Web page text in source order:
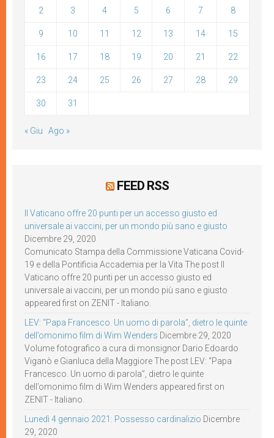
2 3 4 5 6 7 8
9 10 11 12 13 14 15
16 17 18 19 20 21 22
23 24 25 26 27 28 29
30 31
« Giu Ago »
FEED RSS
Il Vaticano offre 20 punti per un accesso giusto ed
universale ai vaccini, per un mondo più sano e giusto
Dicembre 29, 2020
Comunicato Stampa della Commissione Vaticana Covid-
19 e della Pontificia Accademia per la Vita The post Il
Vaticano offre 20 punti per un accesso giusto ed
universale ai vaccini, per un mondo più sano e giusto
appeared first on ZENIT - Italiano.
LEV: “Papa Francesco. Un uomo di parola”, dietro le quinte
dell’omonimo film di Wim Wenders Dicembre 29, 2020
Volume fotografico a cura di monsignor Dario Edoardo
Viganò e Gianluca della Maggiore The post LEV: “Papa
Francesco. Un uomo di parola”, dietro le quinte
dell’omonimo film di Wim Wenders appeared first on
ZENIT - Italiano.
Lunedì 4 gennaio 2021: Possesso cardinalizio Dicembre
29, 2020